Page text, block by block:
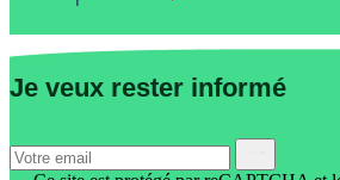
Je veux rester informé